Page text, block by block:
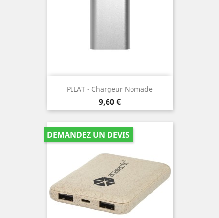
PILAT - Chargeur Nomade
Prix
9,60 €
DEMANDEZ UN DEVIS